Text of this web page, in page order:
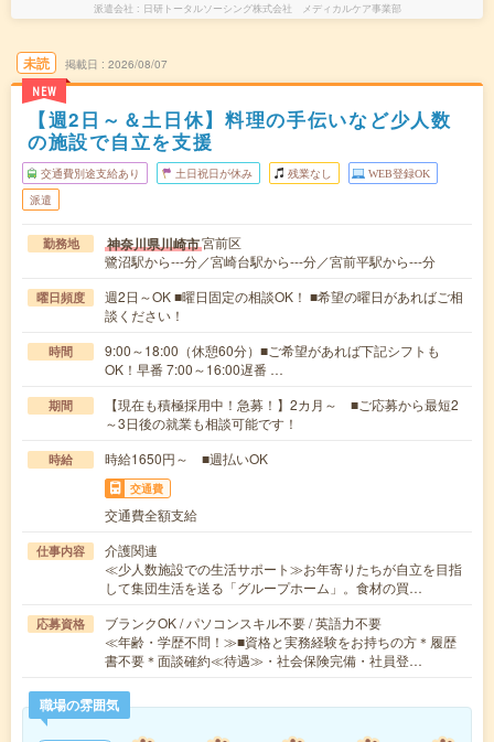
派遣会社 日研トータルソーシング株式会社 メディカルケア事業部
未読
NEW
掲載日 2026/08/07
【週2日～＆土日休】料理の手伝いなど少人数
の施設で自立を支援
交通費別途支給あり 土日祝日が休み 残業なし WEB登録OK
派遣
勤務地 神奈川県川崎市宮前区
鷺沼駅から---分／宮崎台駅から---分／宮前平駅から---分
曜日頻度
週2日～OK ■曜日固定の相談OK！ ■希望の曜日があればご相
談ください！
時間
9:00～18:00（休憩60分）■ご希望があれば下記シフトも
OK！早番 7:00～16:00遅番 …
期間
【現在も積極採用中！急募！】2カ月～ ■ご応募から最短2
～3日後の就業も相談可能です！
時給 時給1650円～ ■週払いOK
交通費
交通費全額支給
仕事内容
介護関連
≪少人数施設での生活サポート≫お年寄りたちが自立を目指
して集団生活を送る「グループホーム」。食材の買…
応募資格
ブランクOK / パソコンスキル不要 / 英語力不要
≪年齢・学歴不問！≫■資格と実務経験をお持ちの方＊履歴
書不要＊面談確約≪待遇≫・社会保険完備・社員登…
職場の雰囲気